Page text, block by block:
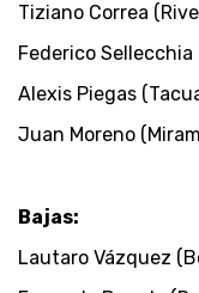
Tiziano Correa
Federico
Alexis Piegas
Juan Moreno
Bajas:
Lautaro Vázquez